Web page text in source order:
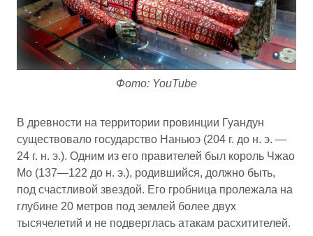
Фото: YouTube
В древности на территории провинции Гуандун
существовало государство Наньюэ (204 г. до н. э. —
24 г. н. э.). Одним из его правителей был король Чжао
Мо (137—122 до н. э.), родившийся, должно быть,
под счастливой звездой. Его гробница пролежала на
глубине 20 метров под землей более двух
тысячелетий и не подверглась атакам расхитителей.